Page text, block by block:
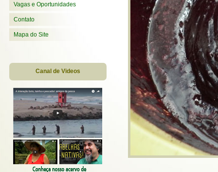
Vagas e Oportunidades
Contato
Mapa do Site
Canal de Videos